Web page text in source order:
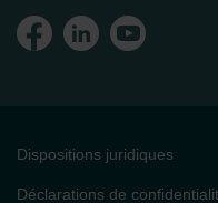
Dispositions juridiques
Déclarations de